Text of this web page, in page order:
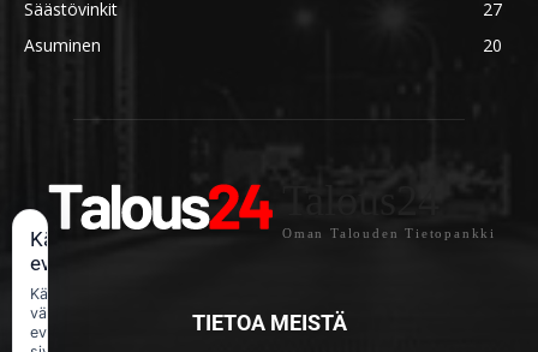
Säästövinkit
27
Asuminen
20
Oman Talouden Tietopankki
TIETOA MEISTÄ
Käytämme
evästeitä
Käytämme
välttämättömiä
evästeitä